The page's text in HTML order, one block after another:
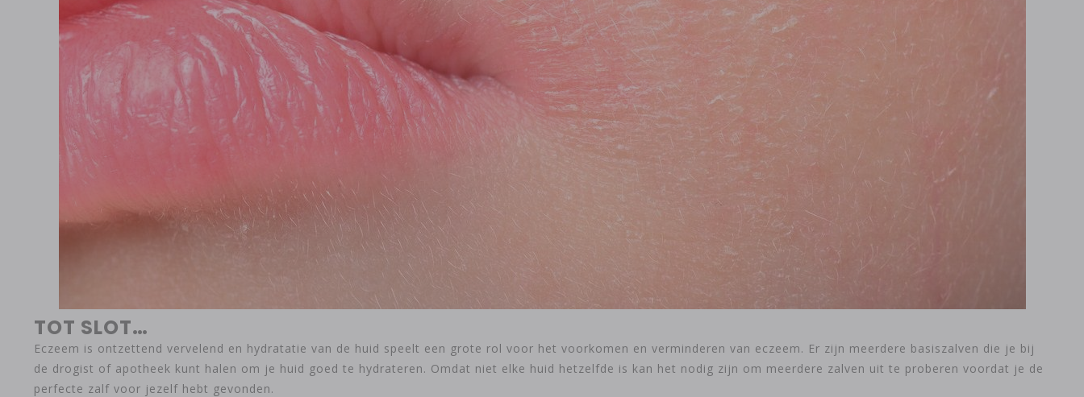
TOT SLOT…
Eczeem is ontzettend vervelend en hydratatie van de huid speelt een grote rol voor het voorkomen en verminderen van eczeem. Er zijn meerdere basiszalven die je bij
de drogist of apotheek kunt halen om je huid goed te hydrateren. Omdat niet elke huid hetzelfde is kan het nodig zijn om meerdere zalven uit te proberen voordat je de
perfecte zalf voor jezelf hebt gevonden.